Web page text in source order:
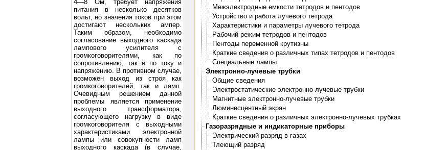
4—8 Ом, требует напряжения
питания в несколько десятков
вольт, но значения токов при этом
достигают нескольких ампер.
Таким образом, необходимо
согласование выходного каскада
лампового усилителя с
громкоговорителями, как по
сопротивлению, так и по току и
напряжению. В противном случае,
возможен выход из строя как
громкоговорителей, так и ламп.
Очевидным решением данной
проблемы является применение
выходного трансформатора,
согласующего нагрузку в виде
громкоговорителя с выходными
характеристиками электронной
лампы или совокупности ламп
выходного каскада (в случае,
Межэлектродные емкости тетродов и пентодов
Устройство и работа лучевого тетрода
Характеристики и параметры лучевого тетрода
Рабочий режим тетродов и пентодов
Пентоды переменной крутизны
Краткие сведения о различных типах тетродов и пентодов
Специальные лампы
Электронно-лучевые трубки
Общие сведения
Электростатические электронно-лучевые трубки
Магнитные электронно-лучевые трубки
Люминесцентный экран
Краткие сведения о различных электронно-лучевых трубках
Газоразрядные и индикаторные приборы
Электрический разряд в газах
Тлеющий разряд